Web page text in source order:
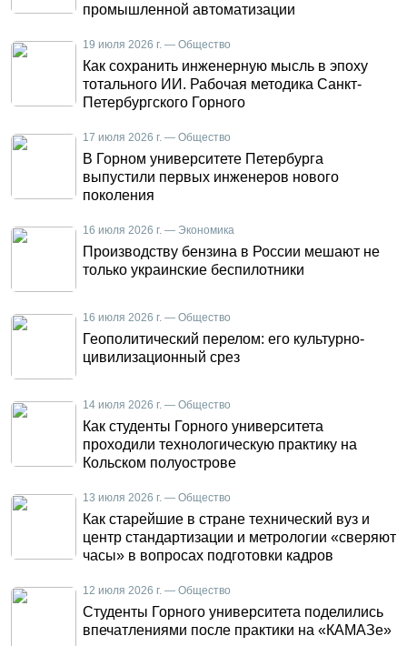
промышленной автоматизации
19 июля 2026 г. — Общество
Как сохранить инженерную мысль в эпоху
тотального ИИ. Рабочая методика Санкт-
Петербургского Горного
17 июля 2026 г. — Общество
В Горном университете Петербурга
выпустили первых инженеров нового
поколения
16 июля 2026 г. — Экономика
Производству бензина в России мешают не
только украинские беспилотники
16 июля 2026 г. — Общество
Геополитический перелом: его культурно-
цивилизационный срез
14 июля 2026 г. — Общество
Как студенты Горного университета
проходили технологическую практику на
Кольском полуострове
13 июля 2026 г. — Общество
Как старейшие в стране технический вуз и
центр стандартизации и метрологии «сверяют
часы» в вопросах подготовки кадров
12 июля 2026 г. — Общество
Студенты Горного университета поделились
впечатлениями после практики на «КАМАЗе»